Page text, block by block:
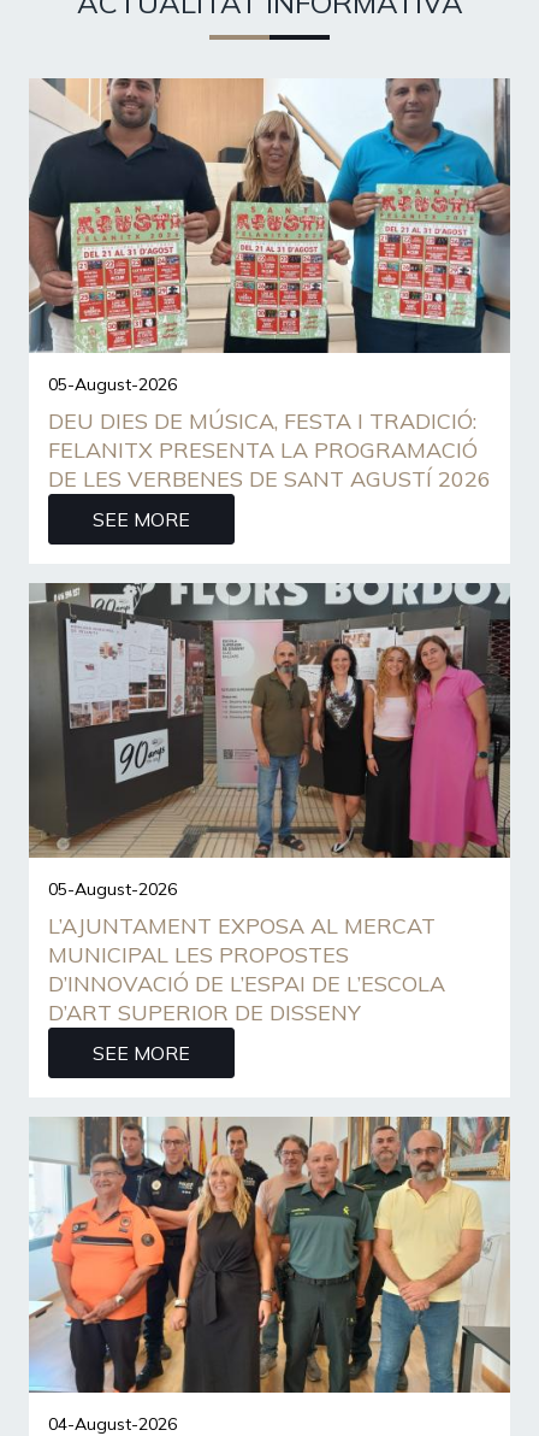
05-August-2026
DEU DIES DE MÚSICA, FESTA I TRADICIÓ:
FELANITX PRESENTA LA PROGRAMACIÓ
DE LES VERBENES DE SANT AGUSTÍ 2026
SEE MORE
05-August-2026
L’AJUNTAMENT EXPOSA AL MERCAT
MUNICIPAL LES PROPOSTES
D’INNOVACIÓ DE L’ESPAI DE L’ESCOLA
D’ART SUPERIOR DE DISSENY
SEE MORE
04-August-2026